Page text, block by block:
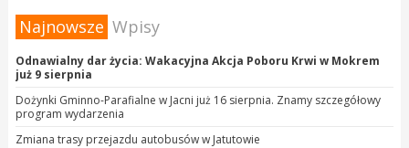
Najnowsze Wpisy
Odnawialny dar życia: Wakacyjna Akcja Poboru Krwi w Mokrem
już 9 sierpnia
Dożynki Gminno-Parafialne w Jacni już 16 sierpnia. Znamy szczegółowy
program wydarzenia
Zmiana trasy przejazdu autobusów w Jatutowie